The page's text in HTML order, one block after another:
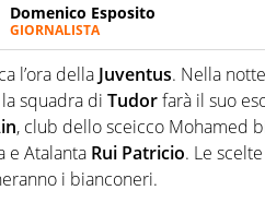
Domenico Esposito
GIORNALISTA
Da vent’anni in campo e sul
Passione smisurata per il calcio e
guai a dirgli di no
l’ora della Juventus. Nella
squadra di Tudorfarà il suo
, club dello sceicco Mohamed
e Atalanta Rui Patricio. Le
i bianconeri.